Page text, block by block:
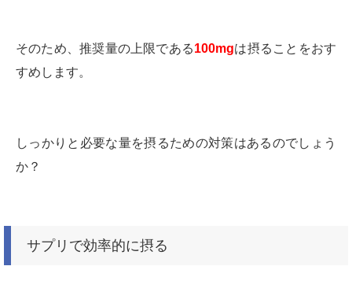
そのため、推奨量の上限である100mgは摂ることをおす
すめします。
しっかりと必要な量を摂るための対策はあるのでしょう
か？
サプリで効率的に摂る